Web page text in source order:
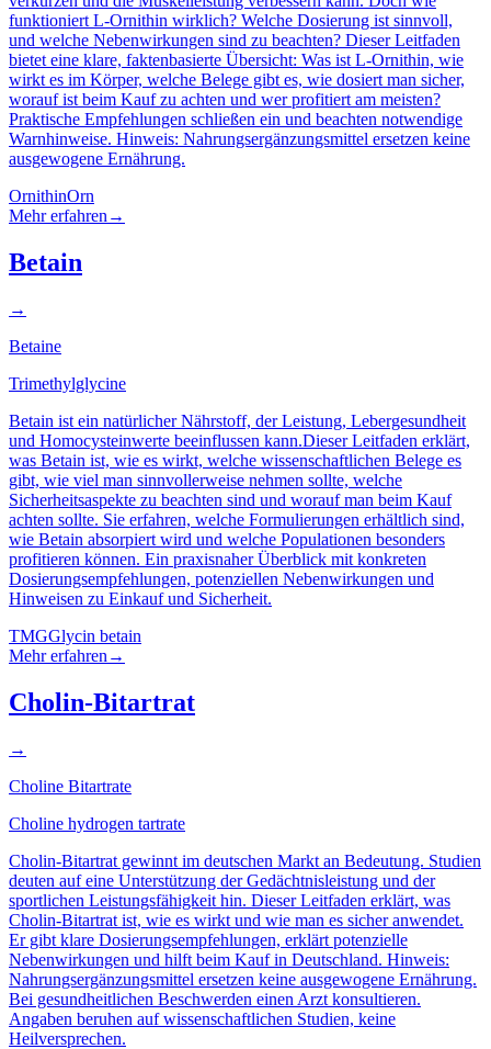
funktioniert L-Ornithin wirklich? Welche Dosierung ist sinnvoll,
und welche Nebenwirkungen sind zu beachten? Dieser Leitfaden
bietet eine klare, faktenbasierte Übersicht: Was ist L-Ornithin, wie
wirkt es im Körper, welche Belege gibt es, wie dosiert man sicher,
worauf ist beim Kauf zu achten und wer profitiert am meisten?
Praktische Empfehlungen schließen ein und beachten notwendige
Warnhinweise. Hinweis: Nahrungsergänzungsmittel ersetzen keine
ausgewogene Ernährung.
OrnithinOrn
Mehr erfahren →
Betain
→
Betaine
Trimethylglycine
Betain ist ein natürlicher Nährstoff, der Leistung, Lebergesundheit
und Homocysteinwerte beeinflussen kann.Dieser Leitfaden erklärt,
was Betain ist, wie es wirkt, welche wissenschaftlichen Belege es
gibt, wie viel man sinnvollerweise nehmen sollte, welche
Sicherheitsaspekte zu beachten sind und worauf man beim Kauf
achten sollte. Sie erfahren, welche Formulierungen erhältlich sind,
wie Betain absorpiert wird und welche Populationen besonders
profitieren können. Ein praxisnaher Überblick mit konkreten
Dosierungsempfehlungen, potenziellen Nebenwirkungen und
Hinweisen zu Einkauf und Sicherheit.
TMGGlycin betain
Mehr erfahren →
Cholin-Bitartrat
→
Choline Bitartrate
Choline hydrogen tartrate
Cholin-Bitartrat gewinnt im deutschen Markt an Bedeutung. Studien
deuten auf eine Unterstützung der Gedächtnisleistung und der
sportlichen Leistungsfähigkeit hin. Dieser Leitfaden erklärt, was
Cholin-Bitartrat ist, wie es wirkt und wie man es sicher anwendet.
Er gibt klare Dosierungsempfehlungen, erklärt potenzielle
Nebenwirkungen und hilft beim Kauf in Deutschland. Hinweis:
Nahrungsergänzungsmittel ersetzen keine ausgewogene Ernährung.
Bei gesundheitlichen Beschwerden einen Arzt konsultieren.
Angaben beruhen auf wissenschaftlichen Studien, keine
Heilversprechen.